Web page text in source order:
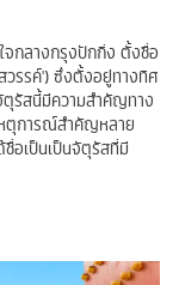
จกลางกรุงปักกิ่ง ตั้งชื่อ
วรรค์') ซึ่งตั้งอยู่ทางทิศ
ตุรัสนี้มีความสำคัญทาง
ตุการณ์สำคัญหลาย
อเป็นเป็นจัตุรัสที่มี